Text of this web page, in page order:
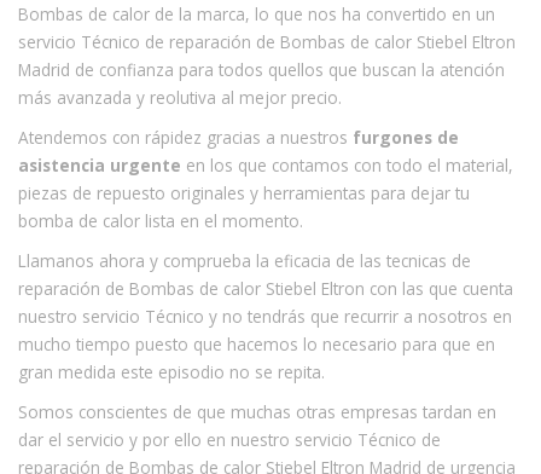
Bombas de calor de la marca, lo que nos ha convertido en un
servicio Técnico de reparación de Bombas de calor Stiebel Eltron
Madrid de confianza para todos quellos que buscan la atención
más avanzada y reolutiva al mejor precio.
Atendemos con rápidez gracias a nuestros furgones de
asistencia urgente en los que contamos con todo el material,
piezas de repuesto originales y herramientas para dejar tu
bomba de calor lista en el momento.
Llamanos ahora y comprueba la eficacia de las tecnicas de
reparación de Bombas de calor Stiebel Eltron con las que cuenta
nuestro servicio Técnico y no tendrás que recurrir a nosotros en
mucho tiempo puesto que hacemos lo necesario para que en
gran medida este episodio no se repita.
Somos conscientes de que muchas otras empresas tardan en
dar el servicio y por ello en nuestro servicio Técnico de
reparación de Bombas de calor Stiebel Eltron Madrid de urgencia